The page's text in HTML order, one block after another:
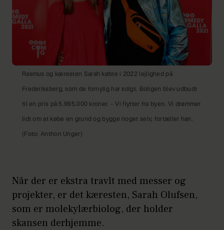
Rasmus og kæresten Sarah købte i 2022 lejlighed på
Frederiksberg, som de fornylig har solgt. Boligen blev udbudt
til en pris på 5.995.000 kroner. – Vi flytter fra byen. Vi drømmer
lidt om at købe en grund og bygge noget selv, fortæller han.
(Foto: Anthon Unger)
Når der er ekstra travlt med messer og
projekter, er det kæresten, Sarah Olufsen,
som er molekylærbiolog, der holder
skansen derhjemme.